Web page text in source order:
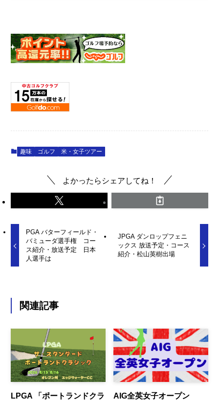
趣味 ゴルフ 米・女子ツアー
よかったらシェアしてね！
PGA バターフィールド・
バミューダ選手権 コー
ス紹介・放送予定 日本
人選手は
JPGA ダンロップフェニ
ックス 放送予定・コース
紹介・松山英樹出場
関連記事
LPGA 「ポートランドクラ AIG全英女子オープン